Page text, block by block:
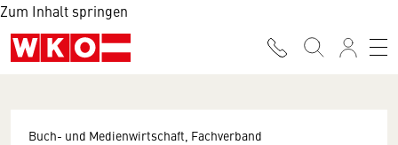
Zum Inhalt springen
Buch- und Medienwirtschaft, Fachverband